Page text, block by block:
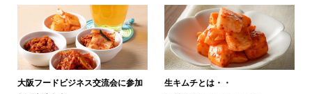
大阪フードビジネス交流会に参加
生キムチとは・・